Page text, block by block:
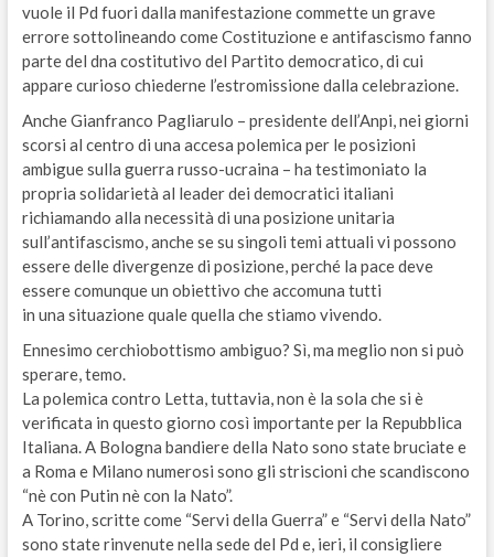
vuole il Pd fuori dalla manifestazione commette un grave
errore sottolineando come Costituzione e antifascismo fanno
parte del dna costitutivo del Partito democratico, di cui
appare curioso chiederne l’estromissione dalla celebrazione.
Anche Gianfranco Pagliarulo – presidente dell’Anpi, nei giorni
scorsi al centro di una accesa polemica per le posizioni
ambigue sulla guerra russo-ucraina – ha testimoniato la
propria solidarietà al leader dei democratici italiani
richiamando alla necessità di una posizione unitaria
sull’antifascismo, anche se su singoli temi attuali vi possono
essere delle divergenze di posizione, perché la pace deve
essere comunque un obiettivo che accomuna tutti
in una situazione quale quella che stiamo vivendo.
Ennesimo cerchiobottismo ambiguo? Sì, ma meglio non si può
sperare, temo.
La polemica contro Letta, tuttavia, non è la sola che si è
verificata in questo giorno così importante per la Repubblica
Italiana. A Bologna bandiere della Nato sono state bruciate e
a Roma e Milano numerosi sono gli striscioni che scandiscono
“nè con Putin nè con la Nato”.
A Torino, scritte come “Servi della Guerra” e “Servi della Nato”
sono state rinvenute nella sede del Pd e, ieri, il consigliere